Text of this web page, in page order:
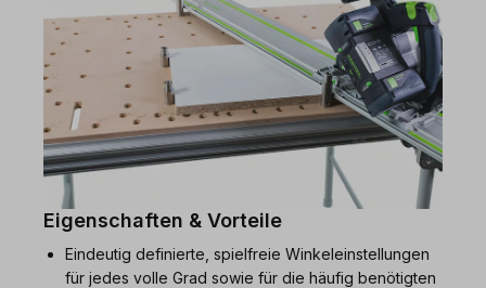
Eigenschaften & Vorteile
Eindeutig definierte, spielfreie Winkeleinstellungen
für jedes volle Grad sowie für die häufig benötigten